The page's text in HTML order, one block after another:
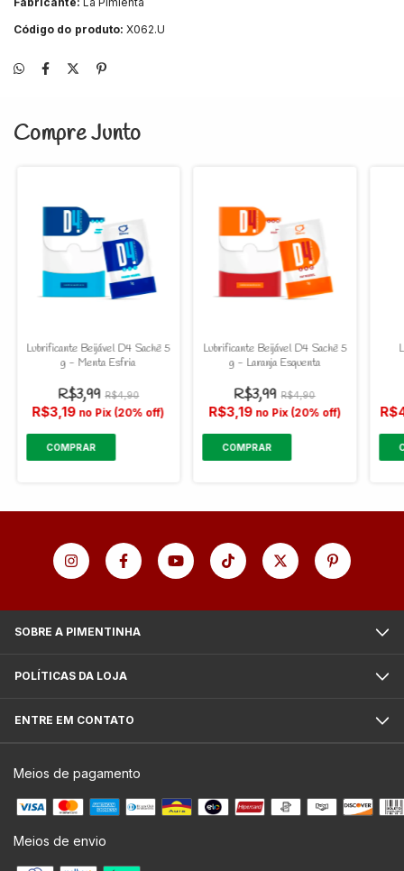
Código do produto: X062.U
Compre Junto
Lubrificante Beijável D4 Sachê 5
g - Menta Esfria
R$3,99 R$4,90
R$3,19 no Pix (20% off)
Lubrificante Beijável D4 Sachê 5
g - Laranja Esquenta
R$3,99 R$4,90
R$3,19 no Pix (20% off)
SOBRE A PIMENTINHA
POLÍTICAS DA LOJA
ENTRE EM CONTATO
Meios de pagamento
Meios de envio